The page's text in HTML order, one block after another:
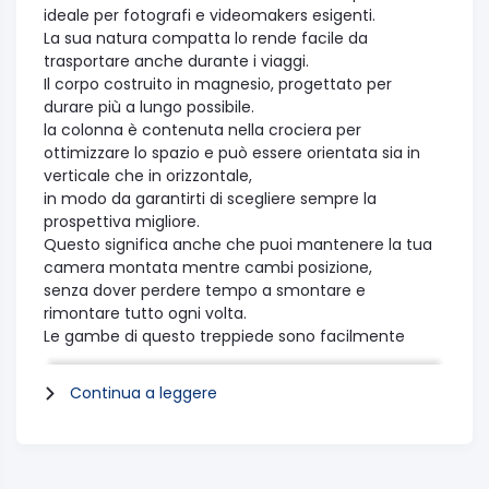
ideale per fotografi e videomakers esigenti.
La sua natura compatta lo rende facile da
trasportare anche durante i viaggi.
Il corpo costruito in magnesio, progettato per
durare più a lungo possibile.
la colonna è contenuta nella crociera per
ottimizzare lo spazio e può essere orientata sia in
verticale che in orizzontale,
in modo da garantirti di scegliere sempre la
prospettiva migliore.
Questo significa anche che puoi mantenere la tua
camera montata mentre cambi posizione,
senza dover perdere tempo a smontare e
rimontare tutto ogni volta.
Le gambe di questo treppiede sono facilmente
allungabili e regolabili e ogni sezione può essere
bloccata o
sbloccata individualmente grazie alle leve del
Continua a leggere